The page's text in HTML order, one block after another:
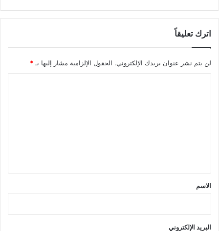
اترك تعليقاً
لن يتم نشر عنوان بريدك الإلكتروني. الحقول الإلزامية مشار إليها بـ *
*
الاسم
البريد الإلكتروني